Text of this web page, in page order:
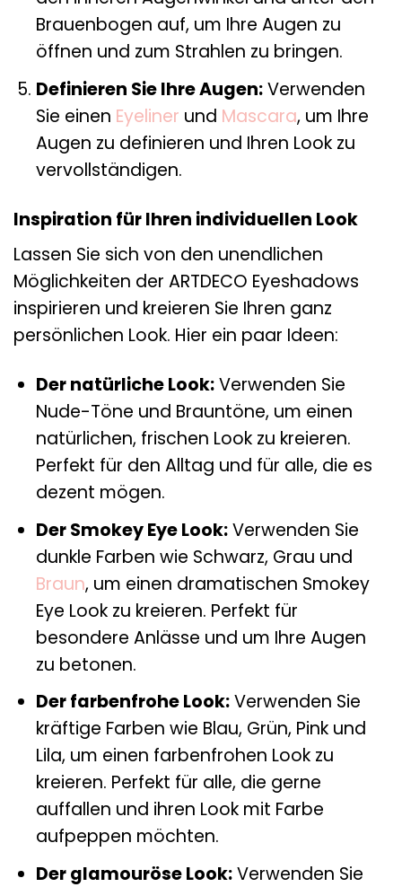
Brauenbogen auf, um Ihre Augen zu
öffnen und zum Strahlen zu bringen.
Definieren Sie Ihre Augen:Verwenden
Sie einen Eyeliner und Mascara, um Ihre
Augen zu definieren und Ihren Look zu
vervollständigen.
Inspiration für Ihren individuellen Look
Lassen Sie sich von den unendlichen
Möglichkeiten der ARTDECO Eyeshadows
inspirieren und kreieren Sie Ihren ganz
persönlichen Look. Hier ein paar Ideen:
Der natürliche Look:Verwenden Sie
Nude-Töne und Brauntöne, um einen
natürlichen, frischen Look zu kreieren.
Perfekt für den Alltag und für alle, die es
dezent mögen.
Der Smokey Eye Look:Verwenden Sie
dunkle Farben wie Schwarz, Grau und
Braun, um einen dramatischen Smokey
Eye Look zu kreieren. Perfekt für
besondere Anlässe und um Ihre Augen
zu betonen.
Der farbenfrohe Look:Verwenden Sie
kräftige Farben wie Blau, Grün, Pink und
Lila, um einen farbenfrohen Look zu
kreieren. Perfekt für alle, die gerne
auffallen und ihren Look mit Farbe
aufpeppen möchten.
Der glamouröse Look:Verwenden Sie